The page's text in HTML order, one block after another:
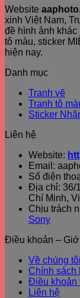
Website
xinh Việt Nam,
đề hình ảnh khác
tô màu, sticker
hiện nay.
Danh mục
Tranh vẽ
Tranh tô
Sticker
Liên hệ
Website:
Email:
Số điện
Địa chỉ: 36/
Chí Minh,
Chịu trách
Sony
Điều khoản –
Về chúng tôi
Chính sách
Điều khoản
Liên hệ